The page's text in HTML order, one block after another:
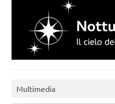
Multimedia